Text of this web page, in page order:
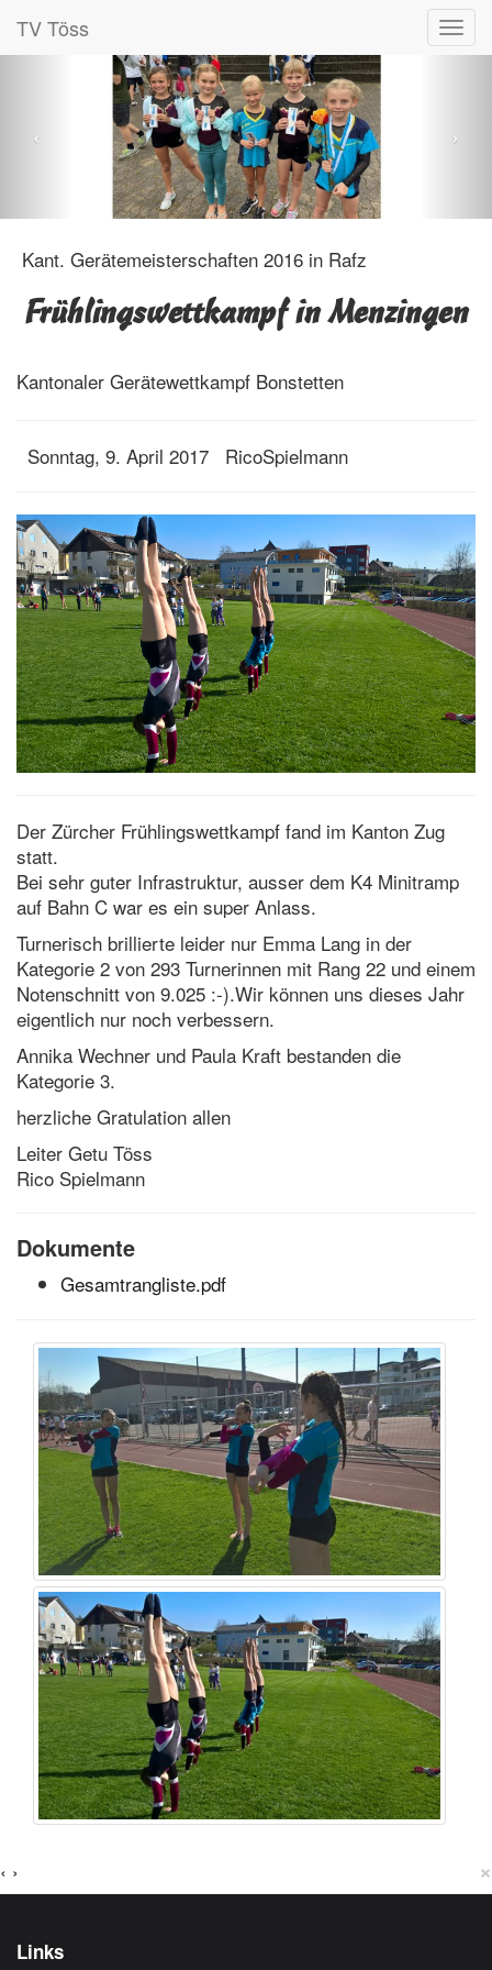
TV Töss
Kant. Gerätemeisterschaften 2016 in Rafz
Frühlingswettkampf in Menzingen
Kantonaler Gerätewettkampf Bonstetten
Sonntag, 9. April 2017 RicoSpielmann
Der Zürcher Frühlingswettkampf fand im Kanton Zug
statt.
Bei sehr guter Infrastruktur, ausser dem K4 Minitramp
auf Bahn C war es ein super Anlass.
Turnerisch brillierte leider nur Emma Lang in der
Kategorie 2 von 293 Turnerinnen mit Rang 22 und einem
Notenschnitt von 9.025 :-).Wir können uns dieses Jahr
eigentlich nur noch verbessern.
Annika Wechner und Paula Kraft bestanden die
Kategorie 3.
herzliche Gratulation allen
Leiter Getu Töss
Rico Spielmann
Dokumente
Gesamtrangliste.pdf
‹ › ×
Links